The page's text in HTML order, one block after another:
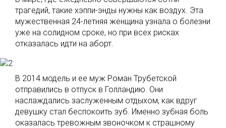
трагедий, такие хэппи-энды нужны как воздух. Эта
мужественная 24-летняя женщина узнала о болезни
уже на солидном сроке, но при всех рисках
отказалась идти на аборт.
В 2014 модель и ее муж Роман Трубетской
отправились в отпуск в Голландию. Они
наслаждались заслуженным отдыхом, как вдруг
девушку стал беспокоить зуб. Именно зубная боль
оказалась тревожным звоночком к страшному